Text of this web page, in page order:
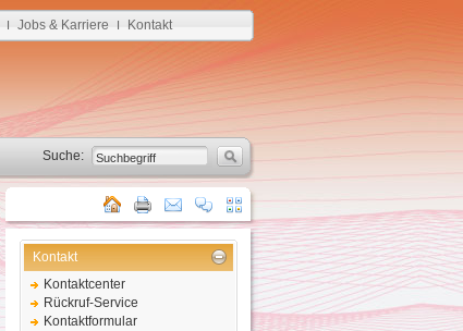
I Jobs & Karriere I Kontakt
Suche:
Kontakt
Kontaktcenter
Rückruf-Service
Kontaktformular